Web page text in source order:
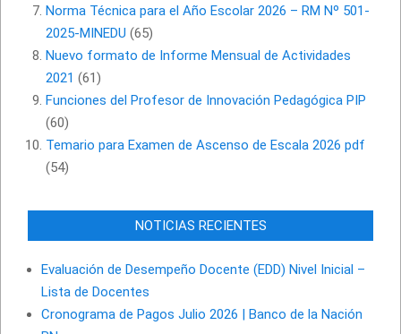
Norma Técnica para el Año Escolar 2026 – RM Nº 501-
2025-MINEDU (65)
Nuevo formato de Informe Mensual de Actividades
2021 (61)
Funciones del Profesor de Innovación Pedagógica PIP
(60)
Temario para Examen de Ascenso de Escala 2026 pdf
(54)
NOTICIAS RECIENTES
Evaluación de Desempeño Docente (EDD) Nivel Inicial –
Lista de Docentes
Cronograma de Pagos Julio 2026 | Banco de la Nación